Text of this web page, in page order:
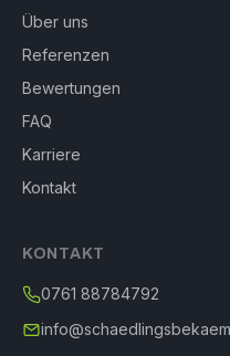
Über uns
Referenzen
Bewertungen
FAQ
Karriere
Kontakt
KONTAKT
0761 88784792